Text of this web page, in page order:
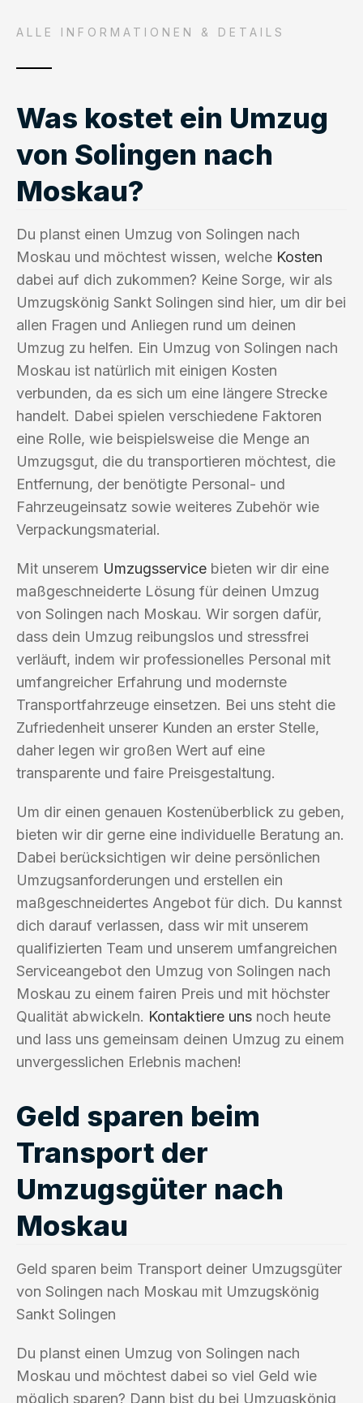
ALLE INFORMATIONEN & DETAILS
Was kostet ein Umzug
von Solingen nach
Moskau?
Du planst einen Umzug von Solingen nach
Moskau und möchtest wissen, welche Kosten
dabei auf dich zukommen? Keine Sorge, wir als
Umzugskönig Sankt Solingen sind hier, um dir bei
allen Fragen und Anliegen rund um deinen
Umzug zu helfen. Ein Umzug von Solingen nach
Moskau ist natürlich mit einigen Kosten
verbunden, da es sich um eine längere Strecke
handelt. Dabei spielen verschiedene Faktoren
eine Rolle, wie beispielsweise die Menge an
Umzugsgut, die du transportieren möchtest, die
Entfernung, der benötigte Personal- und
Fahrzeugeinsatz sowie weiteres Zubehör wie
Verpackungsmaterial.
Mit unserem Umzugsservice bieten wir dir eine
maßgeschneiderte Lösung für deinen Umzug
von Solingen nach Moskau. Wir sorgen dafür,
dass dein Umzug reibungslos und stressfrei
verläuft, indem wir professionelles Personal mit
umfangreicher Erfahrung und modernste
Transportfahrzeuge einsetzen. Bei uns steht die
Zufriedenheit unserer Kunden an erster Stelle,
daher legen wir großen Wert auf eine
transparente und faire Preisgestaltung.
Um dir einen genauen Kostenüberblick zu geben,
bieten wir dir gerne eine individuelle Beratung an.
Dabei berücksichtigen wir deine persönlichen
Umzugsanforderungen und erstellen ein
maßgeschneidertes Angebot für dich. Du kannst
dich darauf verlassen, dass wir mit unserem
qualifizierten Team und unserem umfangreichen
Serviceangebot den Umzug von Solingen nach
Moskau zu einem fairen Preis und mit höchster
Qualität abwickeln. Kontaktiere uns noch heute
und lass uns gemeinsam deinen Umzug zu einem
unvergesslichen Erlebnis machen!
Geld sparen beim
Transport der
Umzugsgüter nach
Moskau
Geld sparen beim Transport deiner Umzugsgüter
von Solingen nach Moskau mit Umzugskönig
Sankt Solingen
Du planst einen Umzug von Solingen nach
Moskau und möchtest dabei so viel Geld wie
möglich sparen? Dann bist du bei Umzugskönig